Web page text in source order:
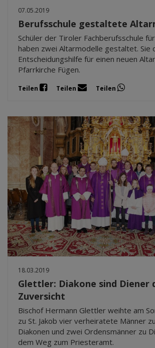
07.05.2019
Berufsschule gestaltete
Schüler der Tiroler Fachberufsschule
haben zwei Altarmodelle gestaltet. Sie
Entscheidungshilfe für einen neuen
Pfarrkirche Fügen.
Teilen Teilen Teilen
18.03.2019
Glettler: Diakone sind Diener
Zuversicht
Bischof Hermann Glettler weihte am
zu St. Jakob vier verheiratete Männer
Diakonen und zwei Ordensmänner zu
dem Weg zum Priesteramt.